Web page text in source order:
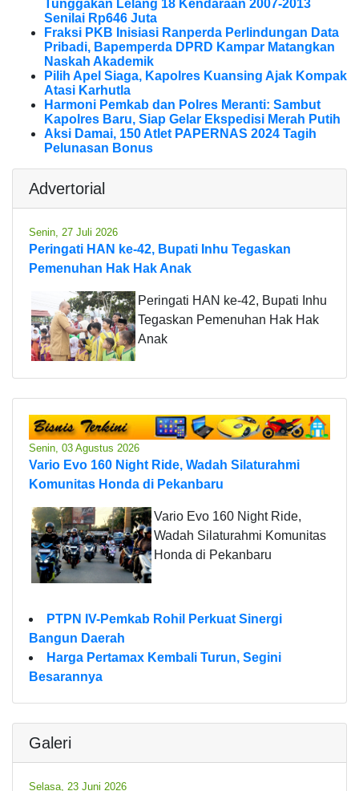
Tunggakan Lelang 18 Kendaraan 2007-2013
Senilai Rp646 Juta
Fraksi PKB Inisiasi Ranperda Perlindungan Data
Pribadi, Bapemperda DPRD Kampar Matangkan
Naskah Akademik
Pilih Apel Siaga, Kapolres Kuansing Ajak Kompak
Atasi Karhutla
Harmoni Pemkab dan Polres Meranti: Sambut
Kapolres Baru, Siap Gelar Ekspedisi Merah Putih
Aksi Damai, 150 Atlet PAPERNAS 2024 Tagih
Pelunasan Bonus
Advertorial
Senin, 27 Juli 2026
Peringati HAN ke-42, Bupati Inhu Tegaskan
Pemenuhan Hak Hak Anak
Peringati HAN ke-42, Bupati Inhu
Tegaskan Pemenuhan Hak Hak
Anak
Senin, 03 Agustus 2026
Vario Evo 160 Night Ride, Wadah Silaturahmi
Komunitas Honda di Pekanbaru
Vario Evo 160 Night Ride,
Wadah Silaturahmi Komunitas
Honda di Pekanbaru
PTPN IV-Pemkab Rohil Perkuat Sinergi
Bangun Daerah
Harga Pertamax Kembali Turun, Segini
Besarannya
Galeri
Selasa, 23 Juni 2026